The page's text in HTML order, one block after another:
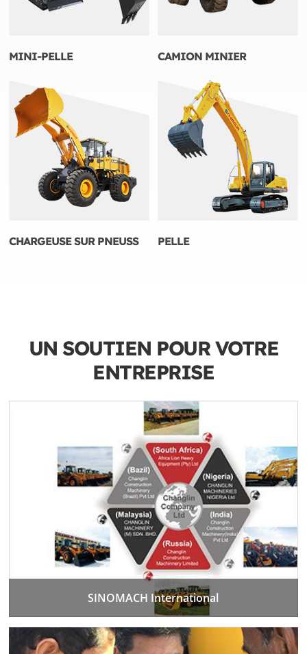
MINI-PELLE CAMION MINIER
CHARGEUSE SUR PNEUSS PELLE
UN SOUTIEN POUR VOTRE
ENTREPRISE
SINOMACH International